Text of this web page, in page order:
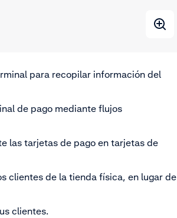
para recopilar información del
de pago mediante flujos
las tarjetas de pago en tarjetas de
clientes de la tienda física, en lugar de
clientes.